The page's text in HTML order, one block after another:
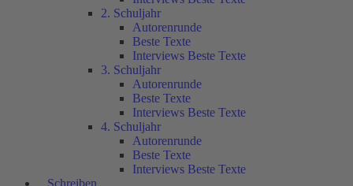
2. Schuljahr
Autorenrunde
Beste Texte
Interviews Beste Texte
3. Schuljahr
Autorenrunde
Beste Texte
Interviews Beste Texte
4. Schuljahr
Autorenrunde
Beste Texte
Interviews Beste Texte
Schreiben